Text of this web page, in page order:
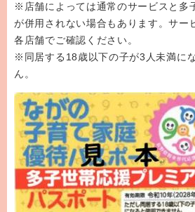
※店舗によっては通常のサービスと多
が併用されない場合もあります。サー
各店舗でご確認ください。
※同居する18歳以下の子が3人未満に
ん。